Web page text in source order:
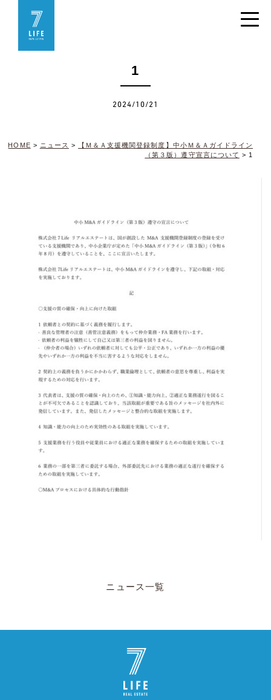
1
2024/10/21
HOME > ニュース >
【Ｍ＆Ａ支援機関登録制度】中小Ｍ＆Ａガイドライン
（第３版）遵守宣言について > 1
ニュース一覧